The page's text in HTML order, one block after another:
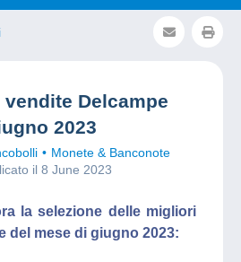
vendite Delcampe
2023
Monete & Banconote
il 8 June 2023
la selezione delle migliori
del mese di giugno 2023: